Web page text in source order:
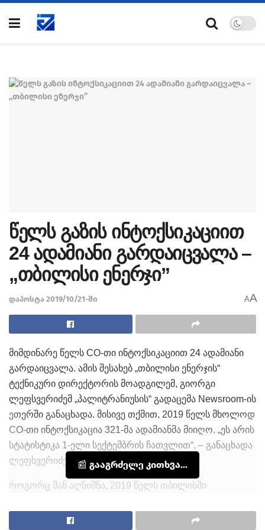
წელს გაზის ინტოქსიკაციით
24 ადამიანი გარდაიცვალა –
„თბილისი ენერჯი”
დაპოსტა 2019/10/21-ში AA
მიმდინარე წელს CO-თი ინტოქსიკაციით 24 ადამიანი
გარდაიცვალა. ამის შესახებ „თბილისი ენერჯის“
ტექნიკური დირექტორის მოადგილემ, გიორგი
ლეფსვერიძემ „პალიტრანიუსის“ გადაცემა Newsroom-ის
ეთერში განაცხადა. მისივე თქმით, 2019 წელს მხოლოდ
CO-თი ინტოქსიკაცია 321-მა ადამიანმა მიიღო. „ეს არის
სტატისტიკა 1-ელი სექტემბრის ჩათვლით“, – განაცხადა
ლეფსვერიძემ.
როგორც მან აღნიშნა, 2019 წელს თბილისში
📰 გააგრძელე კითხვა...